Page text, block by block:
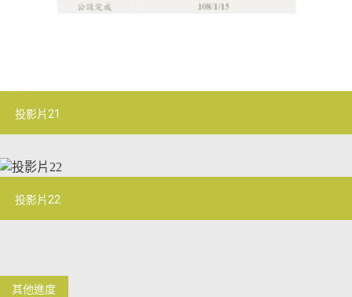
投影片21
投影片22
其他進度